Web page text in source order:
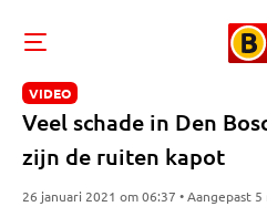
VIDEO
Veel schade in Den
zijn de ruiten kapot
26 januari 2021 om 06:37 • Aangepast